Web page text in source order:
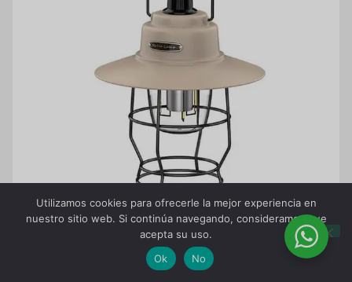
Marco de malla metálica
Utilizamos cookies para ofrecerle la mejor experiencia en
nuestro sitio web. Si continúa navegando, consideramos que
acepta su uso.
Ok
No